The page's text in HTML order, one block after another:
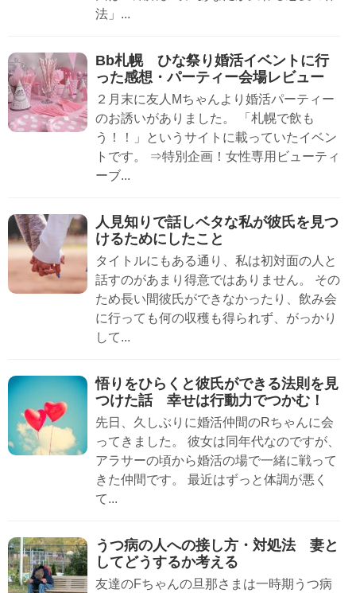
法」...
Bb札幌 ひな祭り婚活イベントに行
った感想・パーティー会場レビュー
２月末に友人Mちゃんより婚活パーティー
のお誘いがありました。 「札幌で飲も
う！！」というサイトに載っていたイベン
トです。 ⇒特別企画！女性専用ビューティ
ーブ...
人見知りで話しベタな私が彼氏を見つ
けるためにしたこと
タイトルにもある通り、私は初対面の人と
話すのがあまり得意ではありません。 その
ため長い間彼氏ができなかったり、飲み会
に行っても何の収穫も得られず、がっかり
して...
悟りをひらくと彼氏ができる法則を見
つけた話 幸せは行動力でつかむ！
先日、久しぶりに婚活仲間のRちゃんに会
ってきました。 彼女は同年代なのですが、
アラサーの頃から婚活の場で一緒に戦って
きた仲間です。 最近はずっと体調が悪く
て...
うつ病の人への接し方・対処法 妻と
してどうするか考える
友達のFちゃんの旦那さまは一時期うつ病